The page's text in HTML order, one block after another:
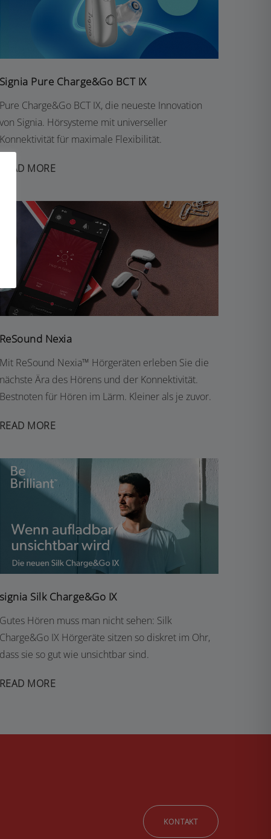
Signia Pure Charge&Go BCT IX
Pure Charge&Go BCT IX, die neueste Innovation
von Signia. Hörsysteme mit universeller
Konnektivität für maximale Flexibilität.
READ MORE
RESOUND NEXIA
ReSound Nexia
Mit ReSound Nexia™ Hörgeräten erleben Sie die
nächste Ära des Hörens und der Konnektivität.
Bestnoten für Hören im Lärm. Kleiner als je zuvor.
READ MORE
SIGNIA SILK CHARGE&GO IX
signia Silk Charge&Go IX
Gutes Hören muss man nicht sehen: Silk
Charge&Go IX Hörgeräte sitzen so diskret im Ohr,
dass sie so gut wie unsichtbar sind.
READ MORE
KONTAKT